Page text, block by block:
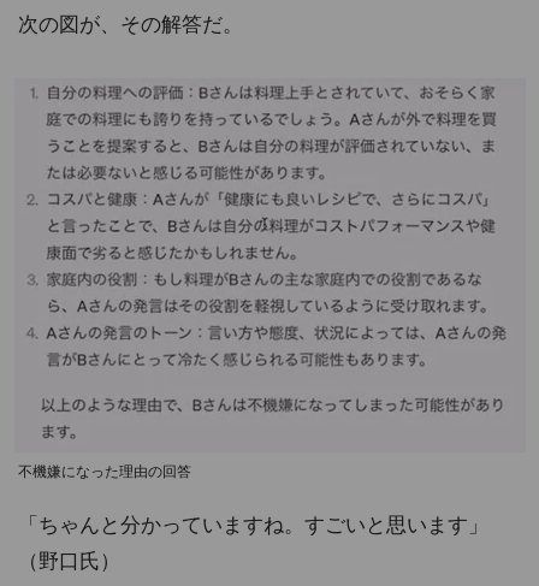
次の図が、その解答だ。
不機嫌になった理由の回答
「ちゃんと分かっていますね。すごいと思います」
（野口氏）